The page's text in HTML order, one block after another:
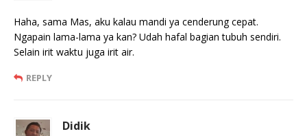
Haha, sama Mas, aku kalau mandi ya cenderung cepat.
Ngapain lama-lama ya kan? Udah hafal bagian tubuh sendiri.
Selain irit waktu juga irit air.
REPLY
Didik